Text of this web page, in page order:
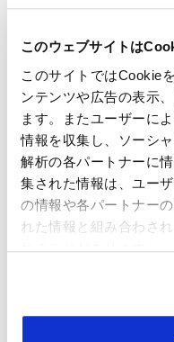
このウェブサイトは
このサイトではCookie
ンテンツや広告の表示
ます。またユーザーに
情報を収集し、ソーシ
解析の各パートナーに
集された情報は、ユー
の情報や各パートナー
れた情報と組み合わさ
れることがあります。
レードが異なり
Q 最小ロットは
A
製品仕様や加工
ご希望のサイズ
したうえで、弊
す。まずはお気
評価用サン